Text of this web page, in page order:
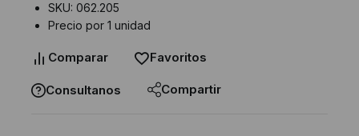
SKU: 062.205
Precio por 1 unidad
Comparar Favoritos
Consultanos Compartir